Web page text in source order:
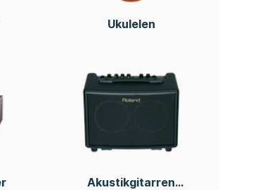
Ukulelen
Akustikgitarren